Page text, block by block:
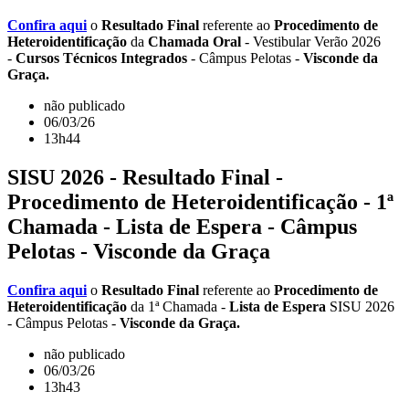
Confira aqui o Resultado Final referente ao Procedimento de
Heteroidentificação da Chamada Oral - Vestibular Verão 2026
- Cursos Técnicos Integrados - Câmpus Pelotas - Visconde da
Graça.
não publicado
06/03/26
13h44
SISU 2026 - Resultado Final -
Procedimento de Heteroidentificação - 1ª
Chamada - Lista de Espera - Câmpus
Pelotas - Visconde da Graça
Confira aqui o Resultado Final referente ao Procedimento de
Heteroidentificação da 1ª Chamada - Lista de Espera SISU 2026
- Câmpus Pelotas - Visconde da Graça.
não publicado
06/03/26
13h43